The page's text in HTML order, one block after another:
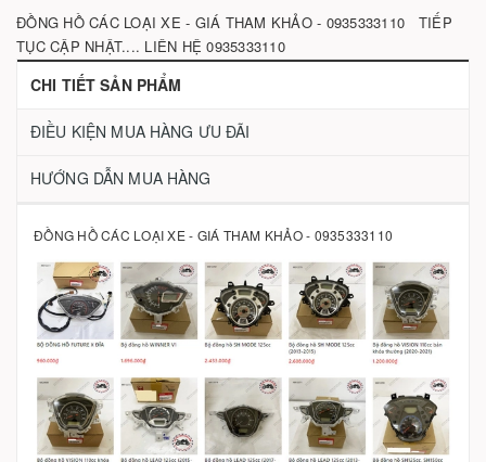
ĐỒNG HỒ CÁC LOẠI XE - GIÁ THAM KHẢO - 0935333110 TIẾP
TỤC CẬP NHẬT.... LIÊN HỆ 0935333110
CHI TIẾT SẢN PHẨM
ĐIỀU KIỆN MUA HÀNG ƯU ĐÃI
HƯỚNG DẪN MUA HÀNG
ĐỒNG HỒ CÁC LOẠI XE - GIÁ THAM KHẢO - 0935333110